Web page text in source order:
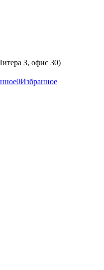
З, офис 30)
0Избранное